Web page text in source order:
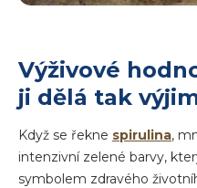
Výživové
ji dělá tak
Když se řekne spirulina,
intenzivní zelené barvy,
symbolem zdravého